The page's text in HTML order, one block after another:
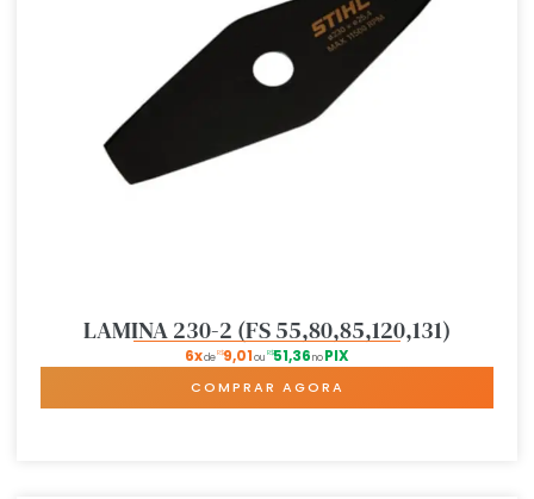
LAMINA 230-2 (FS 55,80,85,120,131)
6xdeR$9,01ou R$51,36noPIX
COMPRAR AGORA